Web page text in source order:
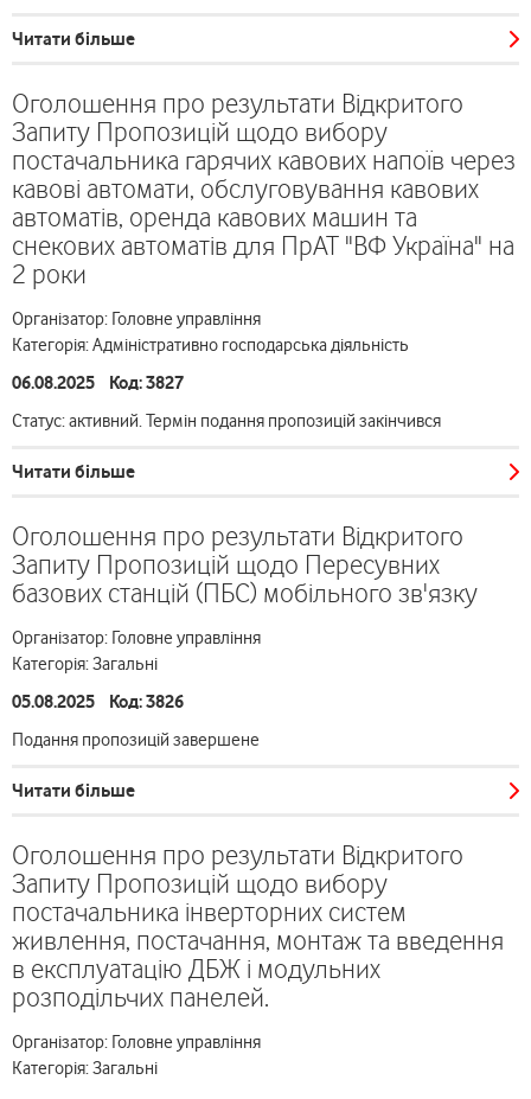
Читати більше
Оголошення про результати Відкритого
Запиту Пропозицій щодо вибору
постачальника гарячих кавових напоїв через
кавові автомати, обслуговування кавових
автоматів, оренда кавових машин та
снекових автоматів для ПрАТ "ВФ Україна" на
2 роки
Організатор: Головне управління
Категорія: Адміністративно господарська діяльність
06.08.2025 Код: 3827
Статус: активний. Термін подання пропозицій закінчився
Читати більше
Оголошення про результати Відкритого
Запиту Пропозицій щодо Пересувних
базових станцій (ПБС) мобільного зв'язку
Організатор: Головне управління
Категорія: Загальні
05.08.2025 Код: 3826
Подання пропозицій завершене
Читати більше
Оголошення про результати Відкритого
Запиту Пропозицій щодо вибору
постачальника інверторних систем
живлення, постачання, монтаж та введення
в експлуатацію ДБЖ і модульних
розподільчих панелей.
Організатор: Головне управління
Категорія: Загальні